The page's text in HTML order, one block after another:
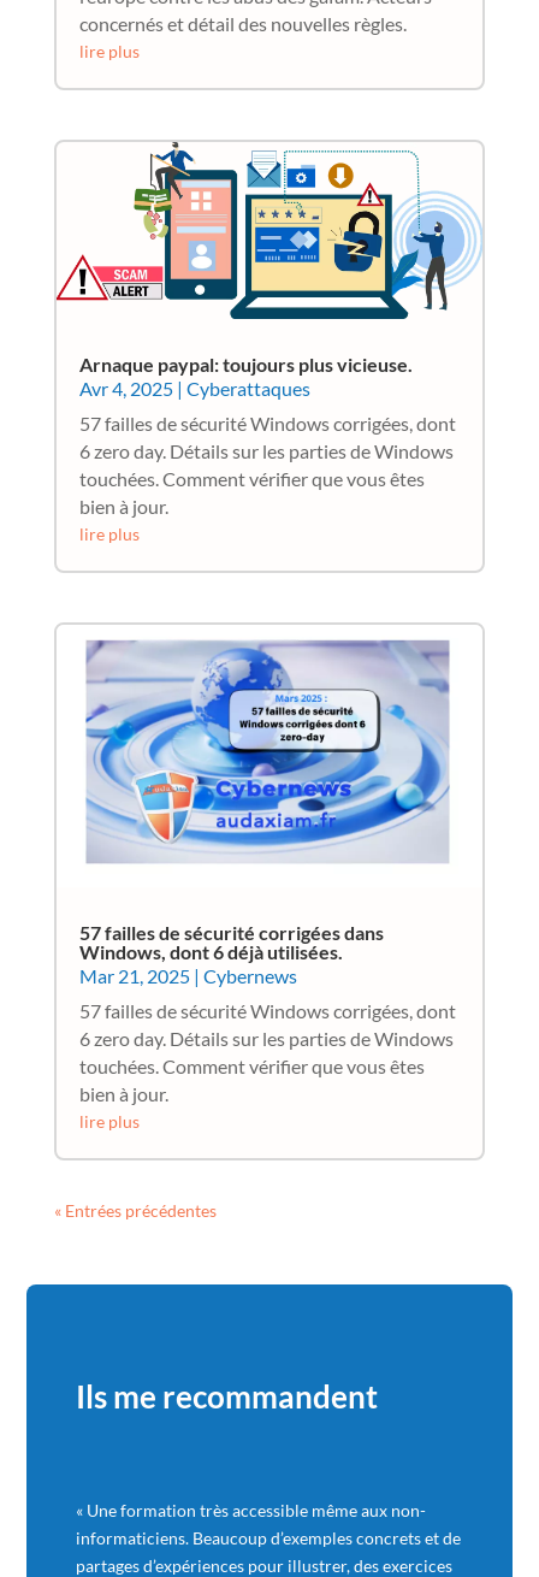
concernés et détail des nouvelles règles.
lire plus
Arnaque paypal: toujours plus vicieuse.
Avr 4, 2025| Cyberattaques
57 failles de sécurité Windows corrigées, dont
6 zero day. Détails sur les parties de Windows
touchées. Comment vérifier que vous êtes
bien à jour.
lire plus
57 failles de sécurité corrigées dans
Windows, dont 6 déjà utilisées.
Mar 21, 2025| Cybernews
57 failles de sécurité Windows corrigées, dont
6 zero day. Détails sur les parties de Windows
touchées. Comment vérifier que vous êtes
bien à jour.
lire plus
« Entrées précédentes
Ils me recommandent
« Une formation très accessible même aux non-
informaticiens. Beaucoup d’exemples concrets et de
partages d’expériences pour illustrer, des exercices